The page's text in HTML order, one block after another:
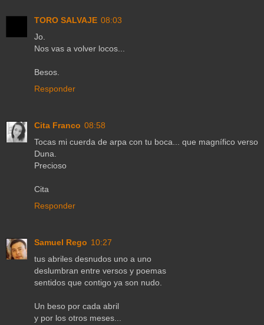
TORO SALVAJE 08:03
Jo.
Nos vas a volver locos...
Besos.
Responder
Cita Franco 08:58
Tocas mi cuerda de arpa con tu boca... que magnífico verso
Duna.
Precioso
Cita
Responder
Samuel Rego 10:27
tus abriles desnudos uno a uno
deslumbran entre versos y poemas
sentidos que contigo ya son nudo.
Un beso por cada abril
y por los otros meses...